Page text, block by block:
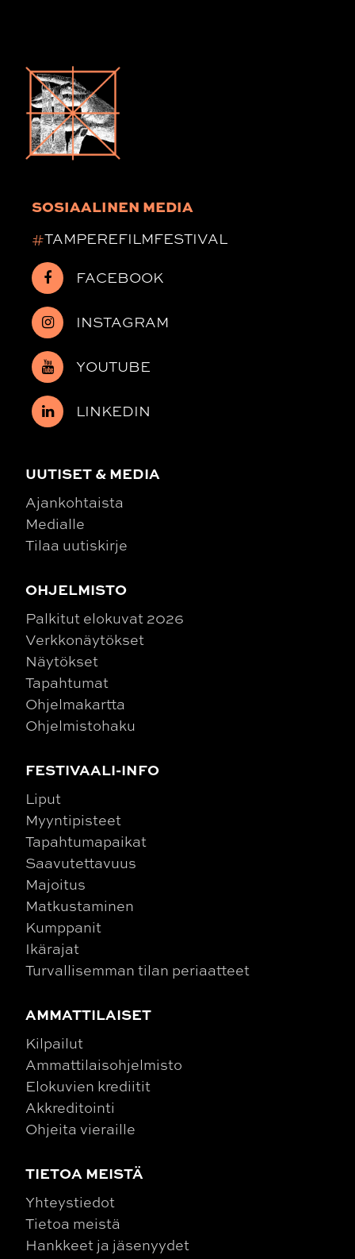
SOSIAALINEN MEDIA
#TAMPEREFILMFESTIVAL
FACEBOOK
INSTAGRAM
YOUTUBE
LINKEDIN
UUTISET & MEDIA
Ajankohtaista
Medialle
Tilaa uutiskirje
OHJELMISTO
Palkitut elokuvat 2026
Verkkonäytökset
Näytökset
Tapahtumat
Ohjelmakartta
Ohjelmistohaku
FESTIVAALI-INFO
Liput
Myyntipisteet
Tapahtumapaikat
Saavutettavuus
Majoitus
Matkustaminen
Kumppanit
Ikärajat
Turvallisemman tilan periaatteet
AMMATTILAISET
Kilpailut
Ammattilaisohjelmisto
Elokuvien krediitit
Akkreditointi
Ohjeita vieraille
TIETOA MEISTÄ
Yhteystiedot
Tietoa meistä
Hankkeet ja jäsenyydet